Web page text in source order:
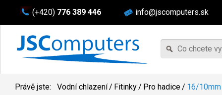
(+420) 776 389 446 info@jscomputers.sk
Právě jste: Vodní chlazení/ Fitinky/ Pro hadice/ 16/10mm